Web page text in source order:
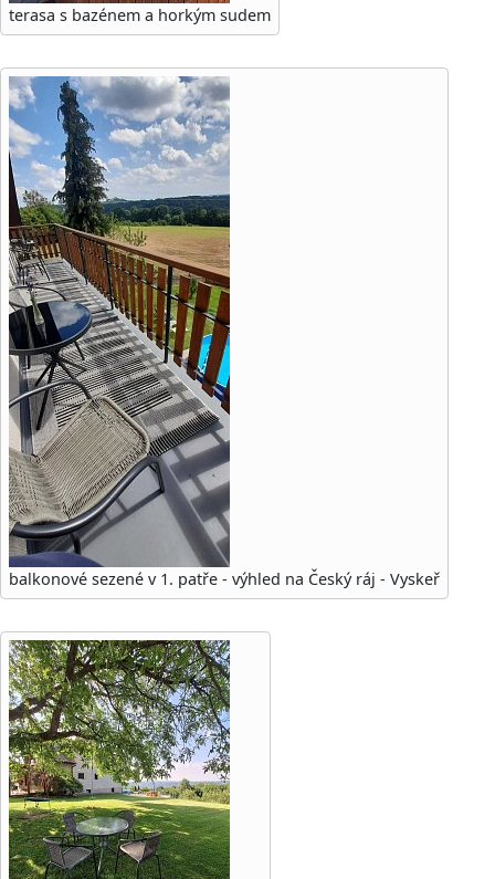
terasa s bazénem a horkým sudem
balkonové sezené v 1. patře - výhled na Český ráj - Vyskeř